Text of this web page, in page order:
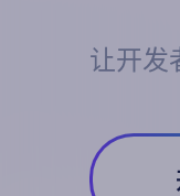
让开发